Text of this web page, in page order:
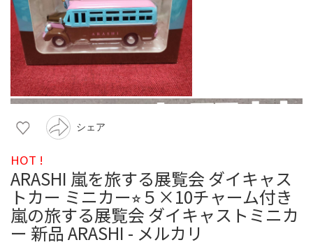
シェア
HOT !
ARASHI 嵐を旅する展覧会 ダイキャス
トカー ミニカー⭐︎５×10チャーム付き
嵐の旅する展覧会 ダイキャストミニカ
ー 新品 ARASHI - メルカリ